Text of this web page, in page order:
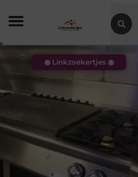
◉ Linkzoekertjes ◉